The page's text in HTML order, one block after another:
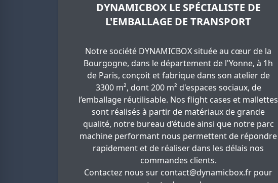
DYNAMICBOX LE SPÉCIALISTE DE
L'EMBALLAGE DE TRANSPORT
Notre société DYNAMICBOX située au cœur de la
Bourgogne, dans le département de l'Yonne, à 1h
de Paris, conçoit et fabrique dans son atelier de
3300 m², dont 200 m² d'espaces sociaux, de
l’emballage réutilisable. Nos flight cases et mallettes
sont réalisés à partir de matériaux de grande
qualité, notre bureau d’étude ainsi que notre parc
machine performant nous permettent de répondre
rapidement et de réaliser dans les délais nos
commandes clients.
Contactez nous sur contact@dynamicbox.fr pour